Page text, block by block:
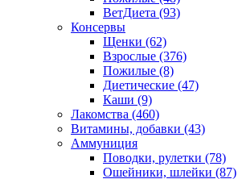
ВетДиета (93)
Консервы
Щенки (62)
Взрослые (376)
Пожилые (8)
Диетические (47)
Каши (9)
Лакомства (460)
Витамины, добавки (43)
Аммуниция
Поводки, рулетки (78)
Ошейники, шлейки (87)